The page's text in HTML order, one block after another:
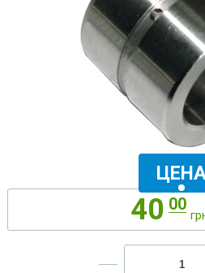
40 00